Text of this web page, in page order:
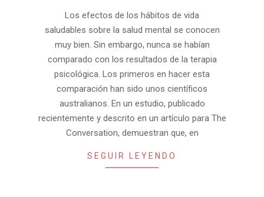
Los efectos de los hábitos de vida
saludables sobre la salud mental se conocen
muy bien. Sin embargo, nunca se habían
comparado con los resultados de la terapia
psicológica. Los primeros en hacer esta
comparación han sido unos científicos
australianos. En un estudio, publicado
recientemente y descrito en un artículo para The
Conversation, demuestran que, en
SEGUIR LEYENDO